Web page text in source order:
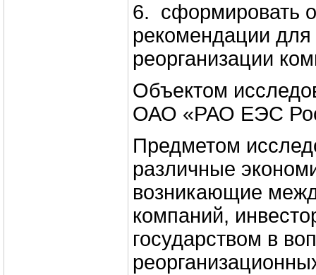
6. сформировать
рекомендации
реорганизации
Объектом
ОАО «РАО ЕЭС
Предметом
различные
возникающие
компаний,
государством в